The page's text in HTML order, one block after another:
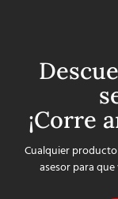
¡Corre
Cualquier
asesor para